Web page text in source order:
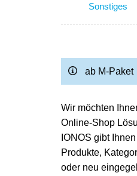
Sonstiges
ab M-Paket
Wir möchten
Online-Shop
IONOS gibt
Produkte,
oder neu